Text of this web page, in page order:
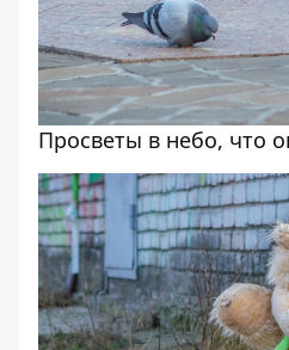
Просветы в небо, что